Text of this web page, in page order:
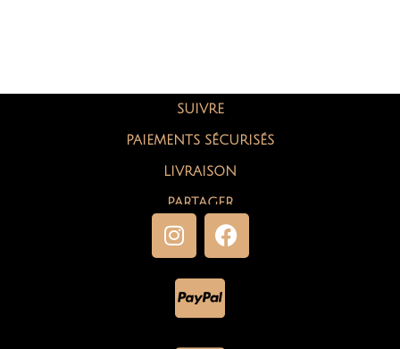
SUIVRE
PAIEMENTS SÉCURISÉS
LIVRAISON
PARTAGER